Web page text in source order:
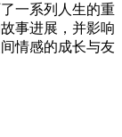
一系列人生的重
事进展，并影响
情感的成长与友